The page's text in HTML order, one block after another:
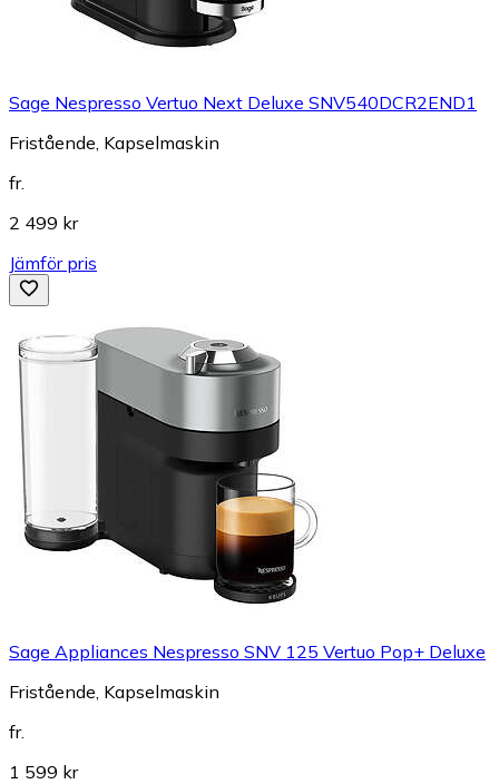
Sage Nespresso Vertuo Next Deluxe SNV540DCR2END1
Fristående, Kapselmaskin
fr.
2 499 kr
Jämför pris
Sage Appliances Nespresso SNV 125 Vertuo Pop+ Deluxe
Fristående, Kapselmaskin
fr.
1 599 kr